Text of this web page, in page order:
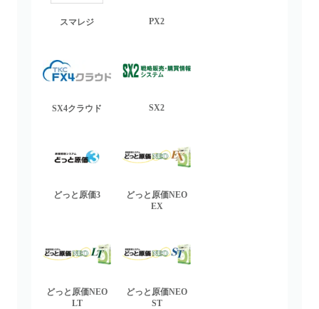
スマレジ PX2
SX4クラウド SX2
どっと原価3
どっと原価NEO
EX
どっと原価NEO
LT
どっと原価NEO
ST